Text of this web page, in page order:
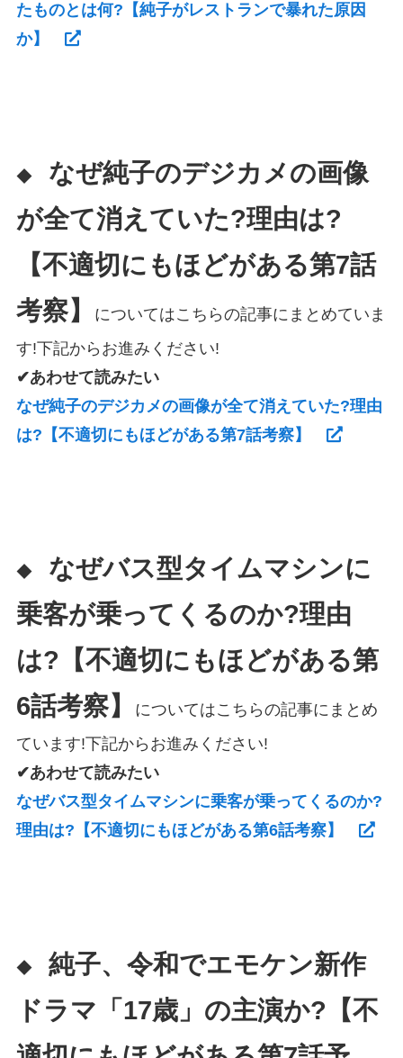
たものとは何?【純子がレストランで暴れた原因
か】
◆ なぜ純子のデジカメの画像
が全て消えていた?理由は?
【不適切にもほどがある第7話
考察】
についてはこちらの記事にまとめていま
す!下記からお進みください!
✔あわせて読みたい
なぜ純子のデジカメの画像が全て消えていた?理由
は?【不適切にもほどがある第7話考察】
◆ なぜバス型タイムマシンに
乗客が乗ってくるのか?理由
は?【不適切にもほどがある第
6話考察】
についてはこちらの記事にまとめ
ています!下記からお進みください!
✔あわせて読みたい
なぜバス型タイムマシンに乗客が乗ってくるのか?
理由は?【不適切にもほどがある第6話考察】
◆ 純子、令和でエモケン新作
ドラマ「17歳」の主演か?【不